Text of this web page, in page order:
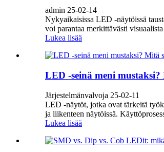
admin 25-02-14
Nykyaikaisissa LED -näytöissä
voi parantaa merkittävästi
Lukea lisää
LED -seinä meni
Järjestelmänvalvoja 25-02-11
LED -näytöt, jotka ovat tärkeitä
ja liikenteen näytöissä.
Lukea lisää